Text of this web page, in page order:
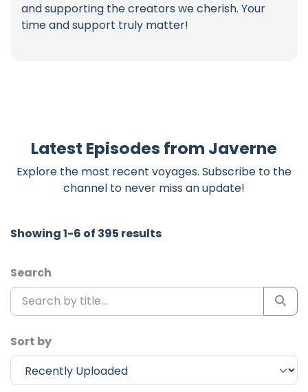
and supporting the creators we cherish. Your
time and support truly matter!
Latest Episodes from Javerne
Explore the most recent voyages. Subscribe to the
channel to never miss an update!
Showing 1-6 of 395 results
Search
Sort by